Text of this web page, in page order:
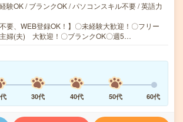
験OK / ブランクOK / パソコンスキル不要 / 英語力
不要、WEB登録OK！】〇未経験大歓迎！〇フリー
婦(夫) 大歓迎！〇ブランクOK〇週5…
30代 40代 50代 60代